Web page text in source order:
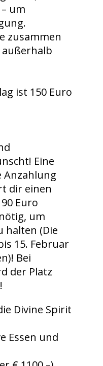
um
zusammen
ist 150 Euro
Eine
dir einen
Euro
um
halten (Die
15. Februar
Bei
der Platz
Divine Spirit
Essen und